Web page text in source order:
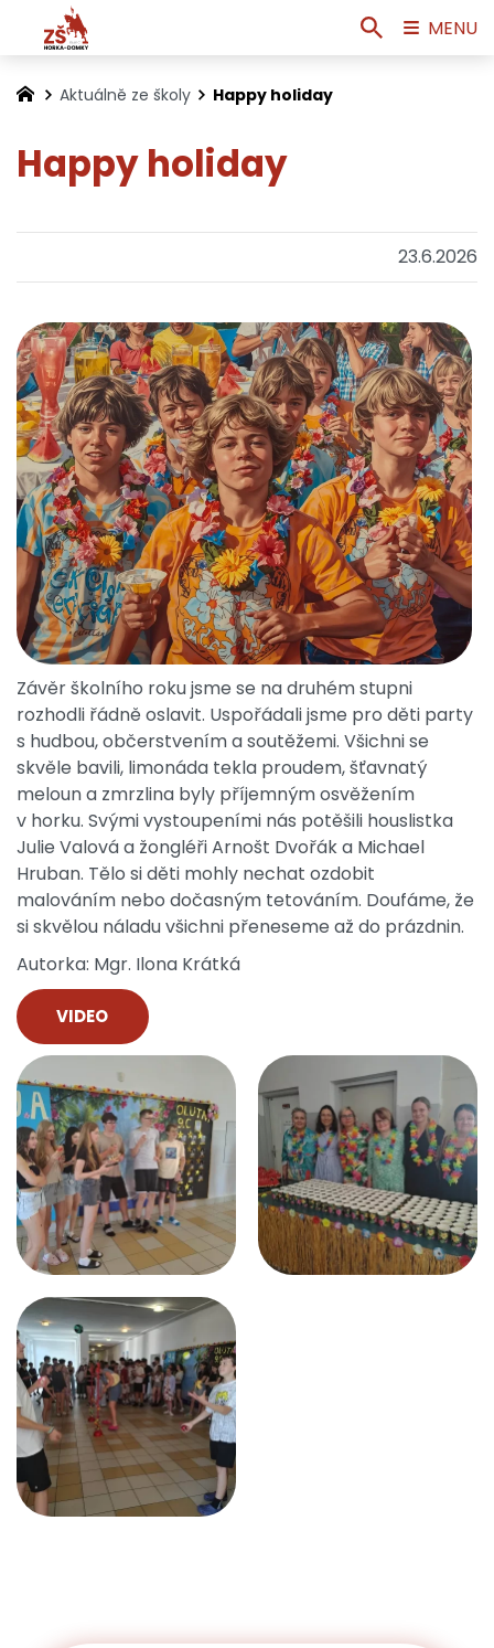
Aktuálně ze školy Happy holiday
Happy holiday
23.6.2026
Závěr školního roku jsme se na druhém stupni
rozhodli řádně oslavit. Uspořádali jsme pro děti party
s hudbou, občerstvením a soutěžemi. Všichni se
skvěle bavili, limonáda tekla proudem, šťavnatý
meloun a zmrzlina byly příjemným osvěžením
v horku. Svými vystoupeními nás potěšili houslistka
Julie Valová a žongléři Arnošt Dvořák a Michael
Hruban. Tělo si děti mohly nechat ozdobit
malováním nebo dočasným tetováním. Doufáme, že
si skvělou náladu všichni přeneseme až do prázdnin.
Autorka: Mgr. Ilona Krátká
VIDEO
MENU